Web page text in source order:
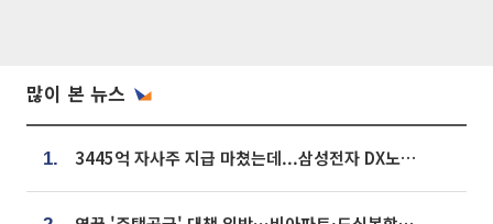
많이 본 뉴스
1. 3445억 자사주 지급 마쳤는데...삼성전자 DX노조, 뒤늦은 '떼쓰기 집회'